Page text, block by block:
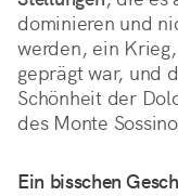
dominieren und
werden, ein
geprägt war, und
Schönheit der
des Monte
Ein bisschen